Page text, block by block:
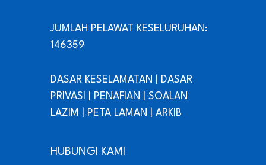
JUMLAH PELAWAT KESELURUHAN:
146359
DASAR KESELAMATAN
DASAR
PRIVASI
PENAFIAN
SOALAN
LAZIM
PETA LAMAN ARKIB
HUBUNGI KAMI